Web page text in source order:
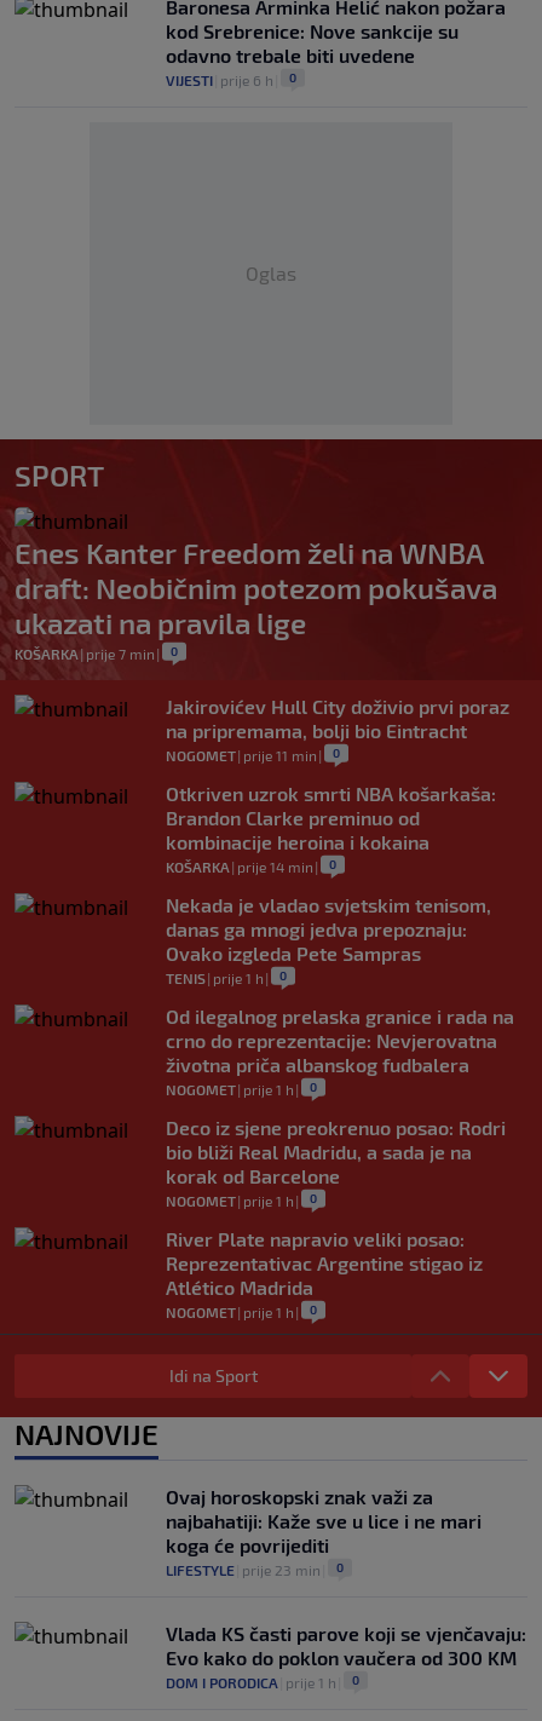
Baronesa Arminka Helić nakon požara
kod Srebrenice: Nove sankcije su
odavno trebale biti uvedene
VIJESTI prije 6 h 0
Oglas
SPORT
Enes Kanter Freedom želi na WNBA
draft: Neobičnim potezom pokušava
ukazati na pravila lige
KOŠARKA | prije 7 min | 0
Jakirovićev Hull City doživio prvi poraz
na pripremama, bolji bio Eintracht
NOGOMET| prije 11 min | 0
Otkriven uzrok smrti NBA košarkaša:
Brandon Clarke preminuo od
kombinacije heroina i kokaina
KOŠARKA | prije 14 min | 0
Nekada je vladao svjetskim tenisom,
danas ga mnogi jedva prepoznaju:
Ovako izgleda Pete Sampras
TENIS| prije 1 h | 0
Od ilegalnog prelaska granice i rada na
crno do reprezentacije: Nevjerovatna
životna priča albanskog fudbalera
NOGOMET| prije 1 h | 0
Deco iz sjene preokrenuo posao: Rodri
bio bliži Real Madridu, a sada je na
korak od Barcelone
NOGOMET| prije 1 h | 0
River Plate napravio veliki posao:
Reprezentativac Argentine stigao iz
Atlético Madrida
NOGOMET| prije 1 h | 0
Gasol savjetovao Wembanyamu:
Najopasniji je u reketu, ali mora dodatno
0
Juventusa od Intera, Zmaj učestvovao u
akciji za gol "Stare Dame"
NOGOMET prije 2 h 0
Idi na Sport
NAJNOVIJE
Ovaj horoskopski znak važi za
najbahatiji: Kaže sve u lice i ne mari
koga će povrijediti
LIFESTYLE prije 23 min 0
Vlada KS časti parove koji se vjenčavaju:
Evo kako do poklon vaučera od 300 KM
DOM I PORODICA prije 1 h 0